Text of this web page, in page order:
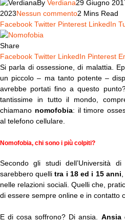
By Verdiana29 Giugno
2023Nessun commento2 Mins Read
Facebook Twitter Pinterest LinkedIn
Share
Facebook Twitter LinkedIn Pinterest
Si parla di ossessione, di malattia.
un piccolo – ma tanto potente –
avrebbe portati fino a questo
tantissime in tutto il mondo,
chiamano nomofobia: il timore
al telefono cellulare.
Nomofobia, chi sono i più colpiti?
Secondo gli studi dell’Università
sarebbero quellitra i 18 ed i 15 anni
nelle relazioni sociali. Quelli che,
di essere sempre online e in contatto
E di cosa soffrono? Di ansia. Ansia